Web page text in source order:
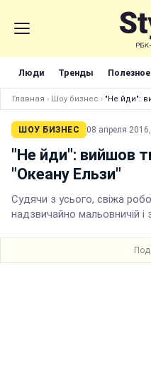
Люди Тренды Полезное
Главная › Шоу бизнес › "Не йди":
ШОУ БИЗНЕС 08 апреля
"Не йди": вийшов
"Океану Ельзи"
Судячи з усього, свіжа
надзвичайно мальовничій